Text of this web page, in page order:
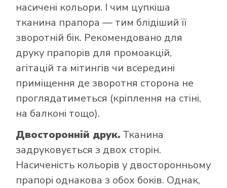
насичені кольори. І чим цупкіша
тканина прапора — тим блідіший її
зворотній бік. Рекомендовано для
друку прапорів для промоакцій,
агітацій та мітингів чи всередині
приміщення де зворотня сторона не
проглядатиметься (кріплення на стіні,
на балконі тощо).
Двосторонній друк. Тканина
задруковується з двох сторін.
Насиченість кольорів у двосторонньому
прапорі однакова з обох боків. Однак,